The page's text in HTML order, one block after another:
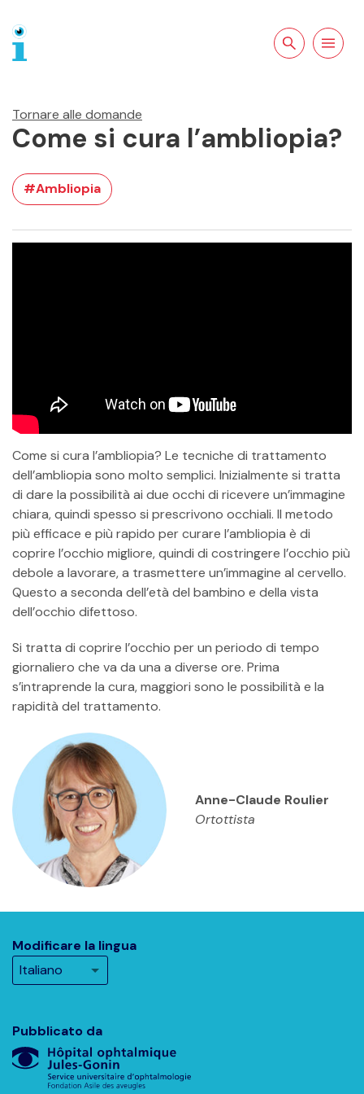
Cercare sulApri la
Tornare alle domande
Come si cura l’ambliopia?
#Ambliopia
Come si cura l’ambliopia? Le tecniche di trattamento
dell’ambliopia sono molto semplici. Inizialmente si tratta
di dare la possibilità ai due occhi di ricevere un’immagine
chiara, quindi spesso si prescrivono occhiali. Il metodo
più efficace e più rapido per curare l’ambliopia è di
coprire l’occhio migliore, quindi di costringere l’occhio più
debole a lavorare, a trasmettere un’immagine al cervello.
Questo a seconda dell’età del bambino e della vista
dell’occhio difettoso.
Si tratta di coprire l’occhio per un periodo di tempo
giornaliero che va da una a diverse ore. Prima
s’intraprende la cura, maggiori sono le possibilità e la
rapidità del trattamento.
Anne-Claude Roulier
Ortottista
Pubblicato da
Modificare la lingua